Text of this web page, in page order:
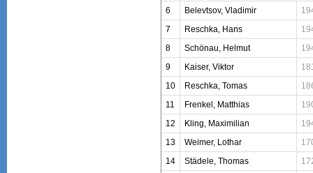
6
Belevtsov, Vladimir
7
Reschka, Hans
8
Schönau, Helmut
9
Kaiser, Viktor
10
Reschka, Tomas
11
Frenkel, Matthias
12
Kling, Maximilian
13
Weimer, Lothar
14
Städele, Thomas